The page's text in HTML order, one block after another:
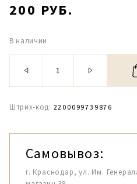
200 РУБ.
В наличии
Штрих-код: 2200099739876
Самовывоз:
г. Краснодар, ул. Им.